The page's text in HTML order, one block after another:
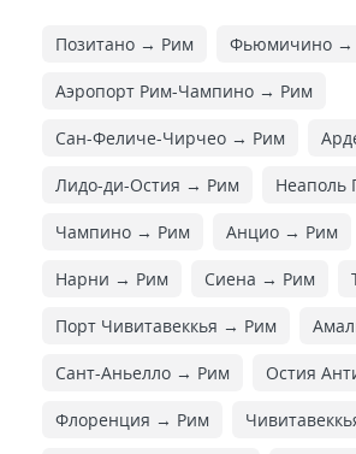
Позитано → Рим Фьюмичино →
Аэропорт Рим-Чампино → Рим
Сан-Феличе-Чирчео → Рим
Лидо-ди-Остия → Рим Неаполь
Чампино → Рим Анцио → Рим
Нарни → Рим Сиена → Рим
Порт Чивитавеккья → Рим
Сант-Аньелло → Рим Остия
Флоренция → Рим